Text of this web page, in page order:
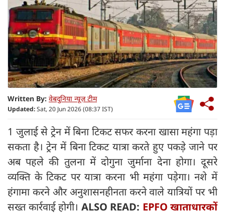
Written By: वेबदुनिया न्यूज़ टीम
Updated:Sat, 20 Jun 2026 (08:37 IST)
1 जुलाई से ट्रेन में बिना टिकट सफर करना खासा महंगा पड़ा
सकता है। ट्रेन में बिना टिकट यात्रा करते हुए पकड़े जाने पर
अब पहले की तुलना में दोगुना जुर्माना देना होगा। दूसरे
व्यक्ति के टिकट पर यात्रा करना भी महंगा पड़ेगा। नशे में
हंगामा करने और अनुशासनहीनता करने वाले यात्रियों पर भी
सख्त कार्रवाई होगी। ALSO READ: EPFO खाताधारकों